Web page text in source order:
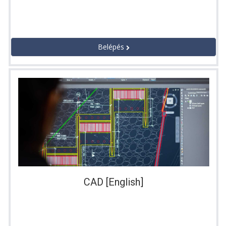
Belépés
CAD [English]